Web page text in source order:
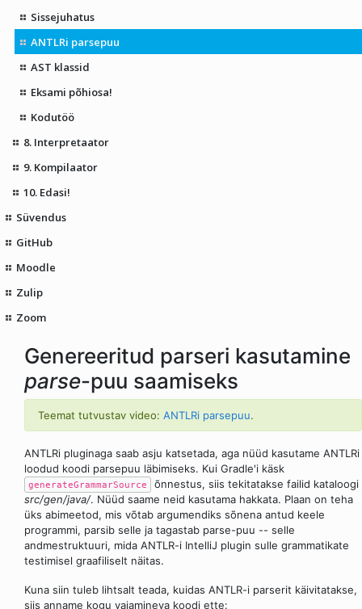
Sissejuhatus
ANTLRi parsepuu
AST klassid
Eksami põhiosa!
Kodutöö
8. Interpretaator
9. Kompilaator
10. Edasi!
Süvendus
GitHub
Moodle
Zulip
Zoom
Genereeritud parseri kasutamine
parse-puu saamiseks
Teemat tutvustav video:ANTLRi parsepuu.
ANTLRi pluginaga saab asju katsetada, aga nüüd kasutame ANTLRi
loodud koodi parsepuu läbimiseks. Kui Gradle'i käsk
generateGrammarSource
õnnestus, siis tekitatakse failid kataloogi
src/gen/java/. Nüüd saame neid kasutama hakkata. Plaan on teha
üks abimeetod, mis võtab argumendiks sõnena antud keele
programmi, parsib selle ja tagastab parse-puu -- selle
andmestruktuuri, mida ANTLR-i IntelliJ plugin sulle grammatikate
testimisel graafiliselt näitas.
Kuna siin tuleb lihtsalt teada, kuidas ANTLR-i parserit käivitatakse,
siis anname kogu vajamineva koodi ette: